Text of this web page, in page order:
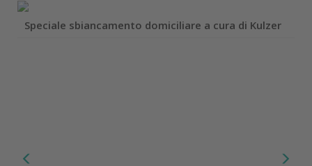
Speciale sbiancamento domiciliare a cura di Kulzer